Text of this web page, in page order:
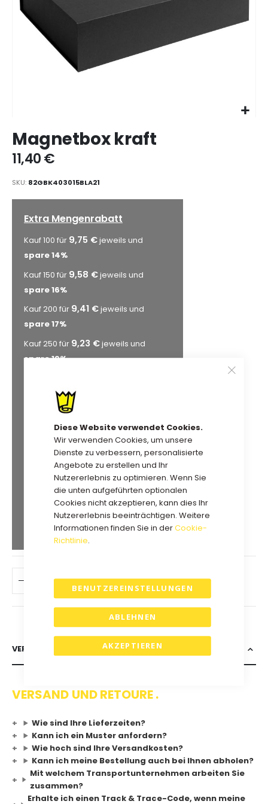
Diese Website verwendet Cookies.
Wir verwenden Cookies, um unsere
Dienste zu verbessern, personalisierte
Angebote zu erstellen und Ihr
Nutzererlebnis zu optimieren. Wenn Sie
die unten aufgeführten optionalen
Cookies nicht akzeptieren, kann dies Ihr
Nutzererlebnis beeinträchtigen. Weitere
Informationen finden Sie in derCookie-
Richtlinie.
AKZEPTIEREN
BENUTZEREINSTELLUNGEN
ABLEHNEN
Anfang
der
Bildgalerie
Magnetbox kraft
11,40 €
SKU 82GBK403015BLA21
Extra Mengenrabatt
Kauf 100 für 9,75 €jeweils und
spare14%
Kauf 150 für 9,58 €jeweils und
spare16%
Kauf 200 für 9,41 €jeweils und
spare17%
Kauf 250 für 9,23 €jeweils und
spare19%
21%
Kauf 350 für8,89 €
22%
8,78 €
23%
Kauf 450 für8,72 €jeweils und
24%
Kauf 500 für8,66 €jeweils und
24%
IN DEN WARENKORB
VERSAND & RETOURE
VERSAND UND RETOURE .
Wie sind Ihre Lieferzeiten?
Kann ich ein Muster anfordern?
Wie hoch sind Ihre Versandkosten?
Kann ich meine Bestellung auch bei Ihnen abholen?
Mit welchem Transportunternehmen arbeiten Sie
zusammen?
Erhalte ich einen Track & Trace-Code, wenn meine